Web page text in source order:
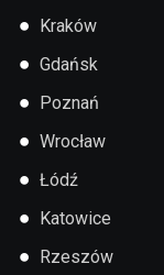
● Kraków
● Gdańsk
● Poznań
● Wrocław
● Łódź
● Katowice
● Rzeszów